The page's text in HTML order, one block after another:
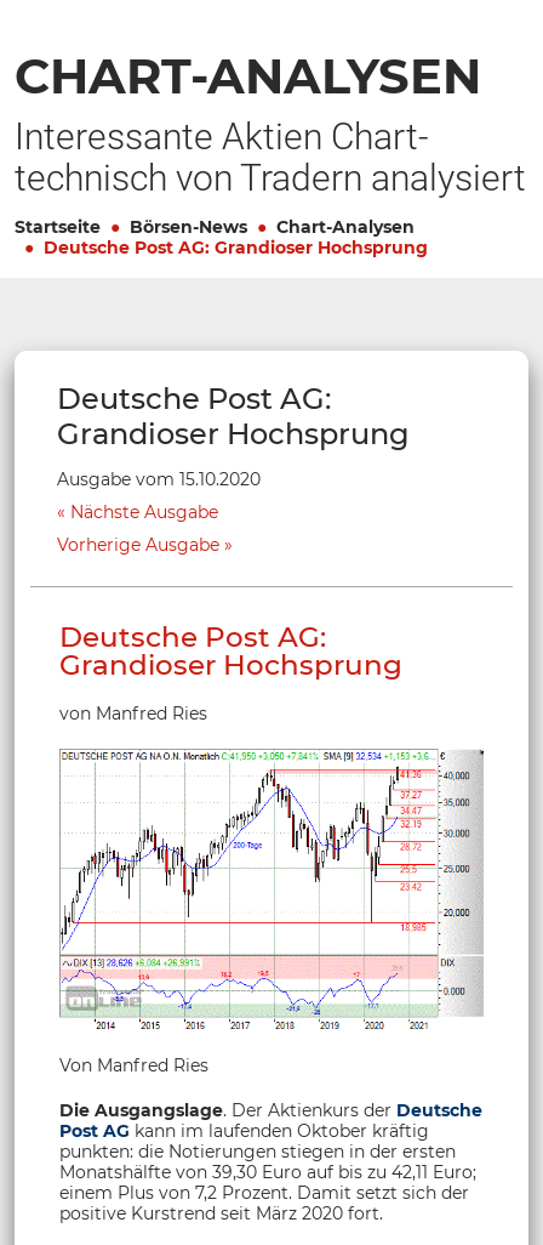
CHART-ANALYSEN
Interessante Aktien Chart-
technisch von Tradern analysiert
Startseite Börsen-News
Chart-Analysen
Deutsche Post AG: Grandioser Hochsprung
Deutsche Post AG:
Grandioser Hochsprung
Ausgabe vom 15.10.2020
Nächste Ausgabe
Vorherige Ausgabe
Deutsche Post AG:
Grandioser Hochsprung
von Manfred Ries
Von Manfred Ries
Die Ausgangslage. Der Aktienkurs der Deutsche
Post AG kann im laufenden Oktober kräftig
punkten: die Notierungen stiegen in der ersten
Monatshälfte von 39,30 Euro auf bis zu 42,11 Euro;
einem Plus von 7,2 Prozent. Damit setzt sich der
positive Kurstrend seit März 2020 fort.